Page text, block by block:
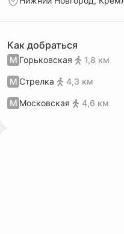
Как добраться
М Горьковская 1,8 км
М Стрелка 4,3 км
М Московская 4,6 км